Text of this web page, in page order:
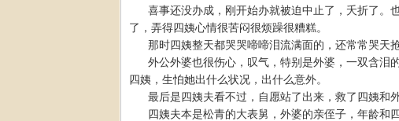
喜事还没办成，刚开始办就被迫中止了，夭折了。
了，弄得四姨心情很苦闷很烦躁很糟糕。
那时四姨整天都哭哭啼啼泪流满面的，还常常哭天
外公外婆也很伤心，叹气，特别是外婆，一双含泪
四姨，生怕她出什么状况，出什么意外。
最后是四姨夫看不过，自愿站了出来，救了四姨和
四姨夫本是松青的大表舅，外婆的亲侄子，年龄和